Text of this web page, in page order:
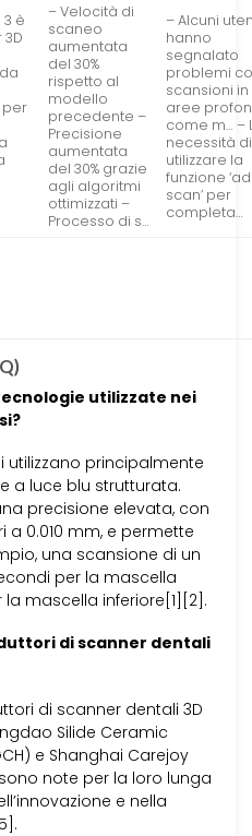
3 è
– Velocità di
scaneo
aumentata
del 30%
rispetto al
modello
precedente –
Precisione
aumentata
del 30% grazie
agli algoritmi
ottimizzati –
Processo di s…
– Alcuni
hanno
segnalato
problemi
scansioni in
aree
come m… –
necessità di
utilizzare la
funzione
scan’ per
completa…
utilizzate nei
utilizzano principalmente
a luce blu strutturata.
precisione elevata, con
a 0.010 mm, e permette
una scansione di un
per la mascella
mascella inferiore[1][2].
di scanner dentali
di scanner dentali 3D
Silide Ceramic
e Shanghai Carejoy
note per la loro lunga
e nella